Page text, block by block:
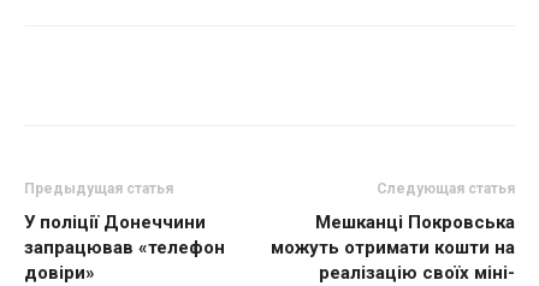
Предыдущая статья
У поліції Донеччини
запрацював «телефон
довіри»
Следующая статья
Мешканці Покровська
можуть отримати кошти на
реалізацію своїх міні-